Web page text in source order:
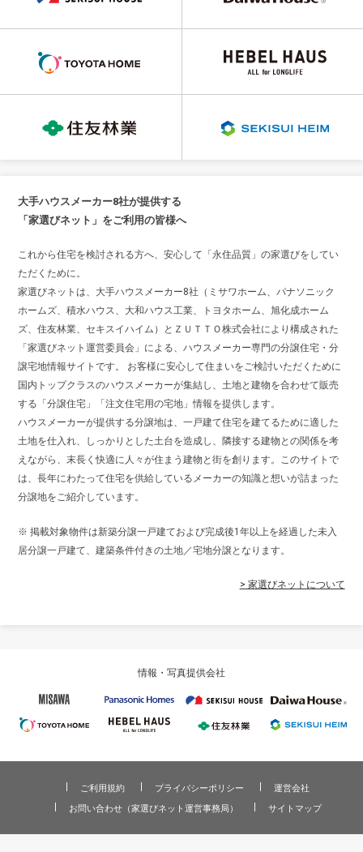
大手ハウスメーカー8社が提供する
「家選びネット」をご利用の皆様へ
これから住宅を検討される方へ、安心して「永住品質」の家選びをしてい
ただくために。
家選びネットは、大手ハウスメーカー8社（ミサワホーム、パナソニック
ホームズ、積水ハウス、大和ハウス工業、トヨタホーム、旭化成ホーム
ズ、住友林業、セキスイハイム）とＺＵＴＴＯ株式会社により構成された
「家選びネット運営委員会」による、ハウスメーカー専門の分譲住宅・分
譲宅地情報サイトです。 お客様に安心して住まいをご検討いただくために
国内トップクラスのハウスメーカーが集結し、土地と建物を合わせて販売
する「分譲住宅」「注文住宅用の宅地」情報を提供します。
ハウスメーカーが提供する分譲地は、一戸建て住宅を建てるために適した
土地を仕入れ、しっかりとした土台を造成し、隣接する建物との関係を考
えながら、末長く快適に人々が住まう建物と街を創ります。このサイトで
は、長年にわたって住宅を供給しているメーカーの知識と想いが詰まった
分譲地をご紹介しています。
※ 掲載対象物件は新築分譲一戸建ておよび完成後1年以上を経過した未入
居分譲一戸建て、建築条件付きの土地／宅地分譲となります。
> 家選びネットについて
情報・写真提供会社
ご利用規約 プライバシーポリシー
運営会社
お問い合わせ（家選びネット運営事務局）
サイトマップ